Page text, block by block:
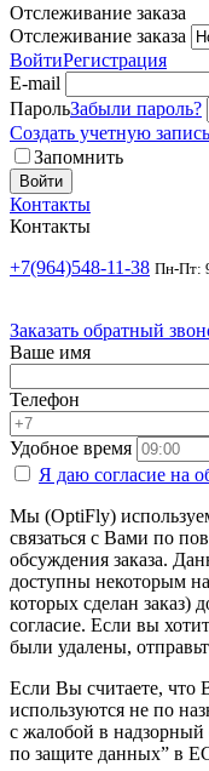
Отслеживание заказа
Отслеживание заказа
ВойтиРегистрация
E-mail
ПарольЗабыли пароль?
Создать учетную запись
Запомнить
Войти
Контакты
Контакты
+7(964)548-11-38 Пн-Пт:
Заказать обратный
Ваше имя
Телефон
Удобное время
Я даю согласие на
Мы (OptiFly)
связаться с Вами по
обсуждения заказа.
доступны некоторым
которых сделан заказ)
согласие. Если вы
были удалены,
Если Вы считаете, что
используются не по
с жалобой в
по защите данных” в